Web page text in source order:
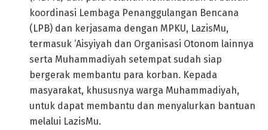
koordinasi Lembaga Penanggulangan Bencana
(LPB) dan kerjasama dengan MPKU, LazisMu,
termasuk ‘Aisyiyah dan Organisasi Otonom lainnya
serta Muhammadiyah setempat sudah siap
bergerak membantu para korban. Kepada
masyarakat, khususnya warga Muhammadiyah,
untuk dapat membantu dan menyalurkan bantuan
melalui LazisMu.